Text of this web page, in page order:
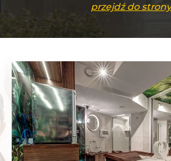
przejdź do strony